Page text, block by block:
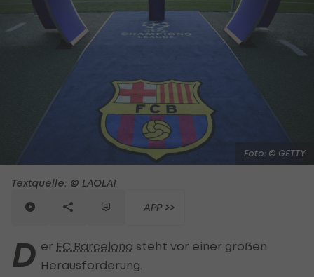
Foto: © GETTY
Textquelle: © LAOLA1
APP >>
D er FC Barcelona steht vor einer großen
Herausforderung.